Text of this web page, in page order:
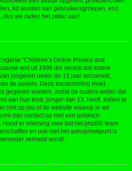
lid worden van gebruikersgroepen, enz.
dus we raden het zeker aan!
"Children’s Online Privacy and
wet uit 1998 die vereist dat iedere
jongeren onder de 13 jaar verzamelt,
de ouders. Deze toestemming moet
gegeven worden, zodat de ouders weten dat
van hun kind, jonger dan 13, heeft. Indien je
niet op jou of de website waarop je wil
dan contact op met een juridisch
er rekening mee dat het phpBB-team
en ook niet het aanspreekpunt is
vermeld wordt.